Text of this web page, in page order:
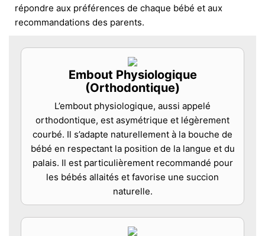
répondre aux préférences de chaque bébé et aux
recommandations des parents.
Embout Physiologique
(Orthodontique)
L’embout physiologique, aussi appelé
orthodontique, est asymétrique et légèrement
courbé. Il s’adapte naturellement à la bouche de
bébé en respectant la position de la langue et du
palais. Il est particulièrement recommandé pour
les bébés allaités et favorise une succion
naturelle.